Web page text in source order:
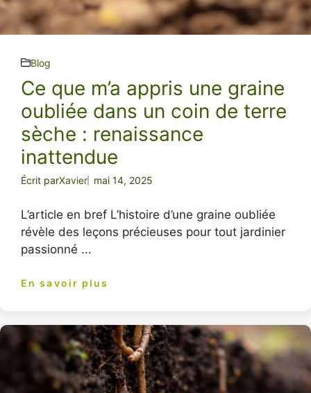
Blog
Ce que m’a appris une graine
oubliée dans un coin de terre
sèche : renaissance
inattendue
Écrit parXavier mai 14, 2025
L’article en bref L’histoire d’une graine oubliée
révèle des leçons précieuses pour tout jardinier
passionné ...
En savoir plus